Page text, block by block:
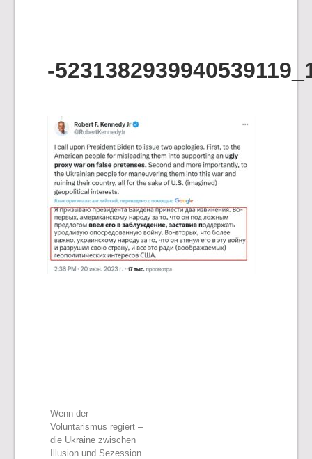
-
Beitragsnavigation
Wenn der
Voluntarismus regiert –
die Ukraine zwischen
Illusion und Sezession